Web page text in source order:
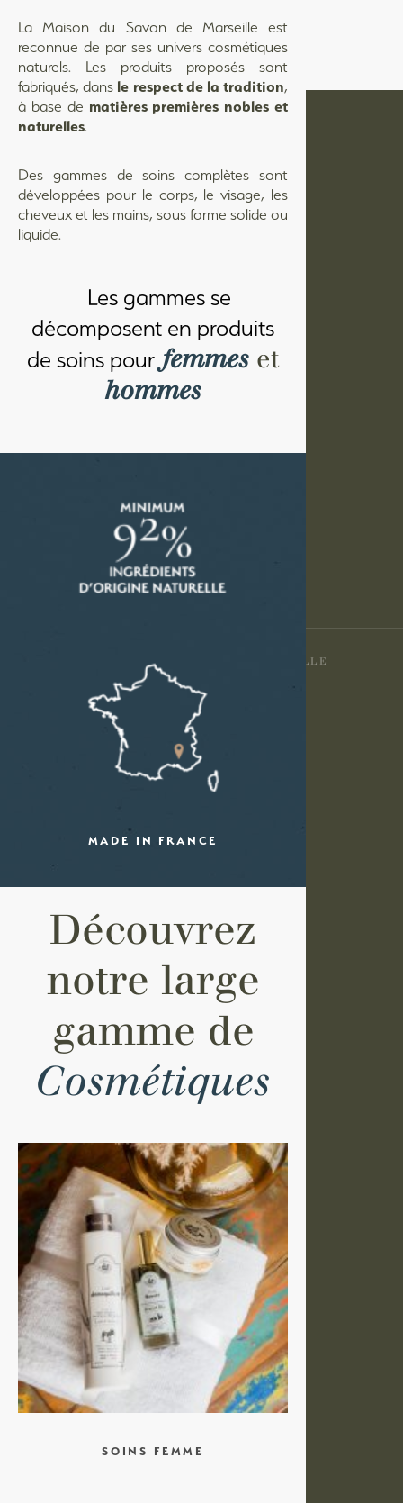
La Maison du Savon de Marseille est
reconnue de par ses univers cosmétiques
naturels. Les produits proposés sont
fabriqués, dans le respect de la tradition,
à base de matières premières nobles et
naturelles.
Des gammes de soins complètes sont
développées pour le corps, le visage, les
cheveux et les mains, sous forme solide ou
liquide.
Les gammes se
décomposent en produits
de soins pour femmes et
hommes
MADE IN FRANCE
Découvrez
notre large
gamme de
Cosmétiques
SOINS FEMME
145 avenue Louis Montagnat,
ZAC Chalençon 2,
84270 Vedène en Provence
LA MARQUE
GESTION DES COOKIES
MENTIONS LÉGALES
LA MAISON DU SAVON DE MARSEILLE